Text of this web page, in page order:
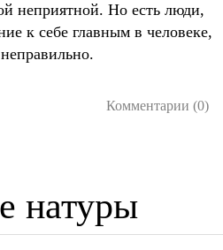
неприятной. Но есть люди,
к себе главным в человеке,
Комментарии (0)
натуры